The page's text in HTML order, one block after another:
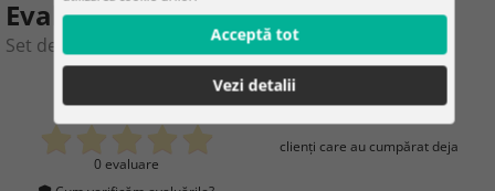
Evaluarea produsului
Set de reparare a ochelarilor – 126 de piese în cutie
0
0 evaluare
3
clienţi care au cumpărat deja
Acceptă tot
Vezi detalii